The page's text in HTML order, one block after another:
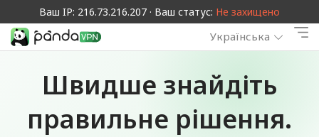
Ваш IP: 216.73.216.207 · Ваш статус: Не захищено
Українська
Швидше знайдіть
правильне рішення.